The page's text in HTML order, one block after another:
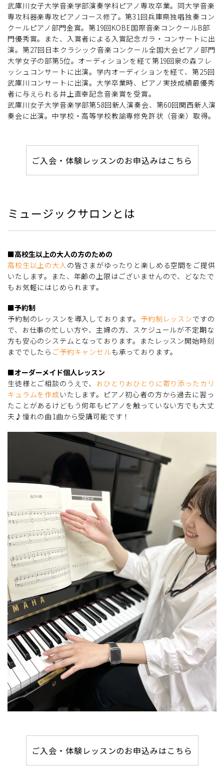
武庫川女子大学音楽学部演奏学科ピアノ専攻卒業。同大学音楽
専攻科器楽専攻ピアノコース修了。第31回兵庫県独唱独奏コン
クールピアノ部門金賞。第19回KOBE国際音楽コンクールB部
門優秀賞。また、入賞者による入賞記念ガラ・コンサートに出
演。第27回日本クラシック音楽コンクール全国大会ピアノ部門
大学女子の部第5位。オーディションを経て第19回泉の森フレ
ッシュコンサートに出演。学内オーディションを経て、第25回
武庫川コンサートに出演。大学卒業時、ピアノ実技成績最優秀
者に与えられる井上直幸記念音楽賞を受賞。
武庫川女子大学音楽学部第58回新人演奏会、第60回関西新人演
奏会に出演。中学校・高等学校教諭専修免許状（音楽）取得。
ご入会・体験レッスンのお申込みはこちら
ミュージックサロンとは
■高校生以上の大人の方のための
高校生以上の大人の皆さまがゆったりと楽しめる空間をご提供
いたします。また、年齢の上限はございませんので、どなたで
もお気軽にはじめられます。
■予約制
予約制のレッスンを導入しております。 予約制レッスンですの
で、お仕事の忙しい方や、主婦の方、スケジュールが不定期な
方も安心のシステムとなっております。またレッスン開始時刻
まででしたら ご予約キャンセルも承っております。
■オーダーメイド個人レッスン
生徒様とご相談のうえで、 おひとりおひとりに寄り添ったカリ
キュラムを作成いたします。ピアノ初心者の方から過去に習っ
たことがあるけどもう何年もピアノを触っていない方でも大丈
夫♪憧れの曲1曲から受講可能です！
ご入会・体験レッスンのお申込みはこちら